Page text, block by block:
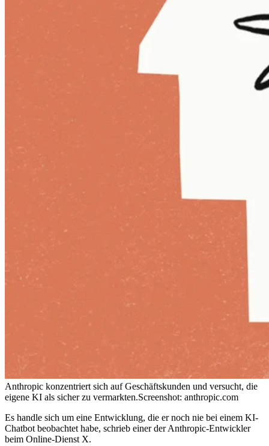
Anthropic konzentriert sich auf Geschäftskunden und versucht, die
eigene KI als sicher zu vermarkten.Screenshot: anthropic.com
Es handle sich um eine Entwicklung, die er noch nie bei einem KI-
Chatbot beobachtet habe, schrieb einer der Anthropic-Entwickler
beim Online-Dienst X.